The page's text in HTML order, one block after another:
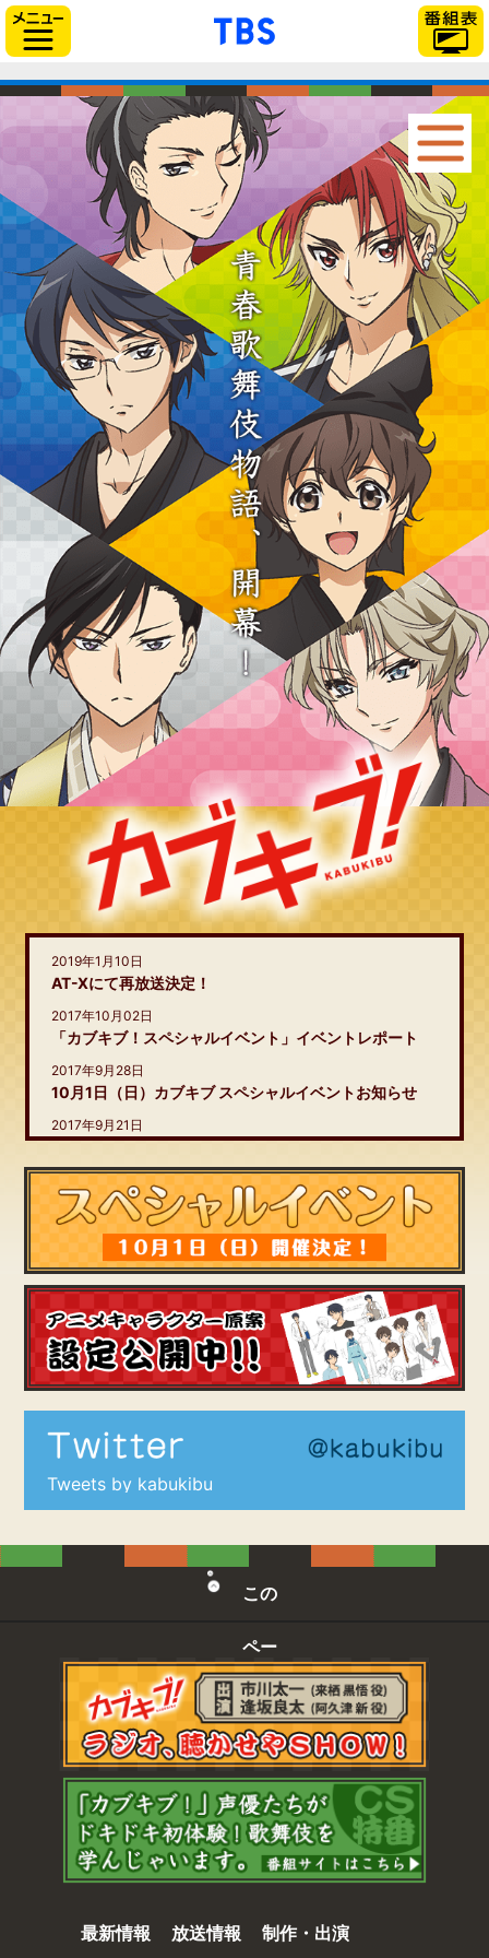
「TBSテレビ」トップ
2019年1月10日
AT-Xにて再放送決定！
2017年10月02日
「カブキブ！スペシャルイベント」イベントレポート
2017年9月28日
10月1日（日）カブキブ スペシャルイベントお知らせ
2017年9月21日
「カブキブ！」スペシャルイベント チケットぴあ一般発
売決定！
2017年9月8日
「カブキブ！」スペシャルイベント チケット一般発売決
2017年8月28日
Blu-ray&DVD BOX下巻 展開図公開！
2017年7月27日
【コミケ92】商品情報
2017年7月24日
2017年7月4日
新作OVA 大喜利「ちよこれいと合戦」一部映像公開！
8/6（日）アニメイト池袋本店イベント追加キャスト決
定！
第12話あらすじ＆場面カット公開！
6/22（木）「カブキブ！～幕間 その三～」にて「カブ
キブ！」ＢＤ＆ＤＶＤＢＯＸ会場予約＋グッズ先行販売
2017年6月15日
第11話あらすじ＆場面カット公開！
2017年6月9日
6/22（木） LOFT9 Shibuyaにて第12話先行上映イベン
ト決定！
パッケージ上下巻 ジャケット画像追加
店舗別オリジナル特典 画像公開！
2017年6月2日
Tweets by kabukibu
この
ペー
ジの
先頭
へ
最新情報 放送情報
制作・出演